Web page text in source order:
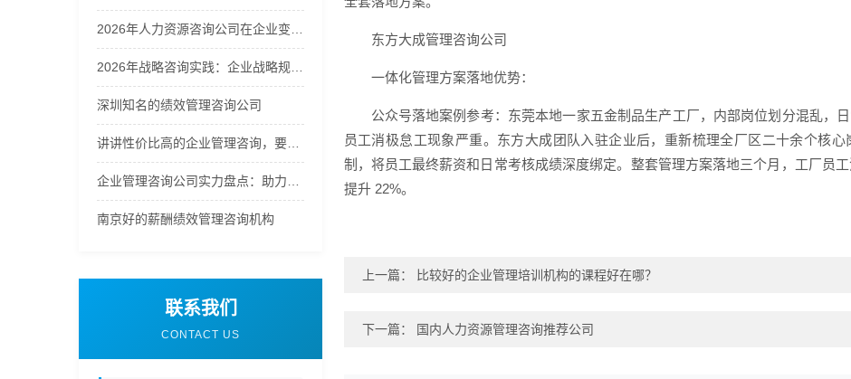
深圳知名的绩效管理咨询公司
南京好的薪酬绩效管理咨询机构
联系我们
CONTACT US
东方大成管理咨询公司
一体化管理方案落地优势：
公众号落地案例参考：东莞本地一家五金制品生产工厂，内部岗位划分混乱，
员工消极怠工现象严重。东方大成团队入驻企业后，重新梳理全厂区二十余个核
制，将员工最终薪资和日常考核成绩深度绑定。整套管理方案落地三个月，工厂员
提升 22%。
上一篇： 比较好的企业管理培训机构的课程好在哪？
下一篇： 国内人力资源管理咨询推荐公司